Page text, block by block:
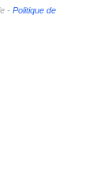
- Politique de